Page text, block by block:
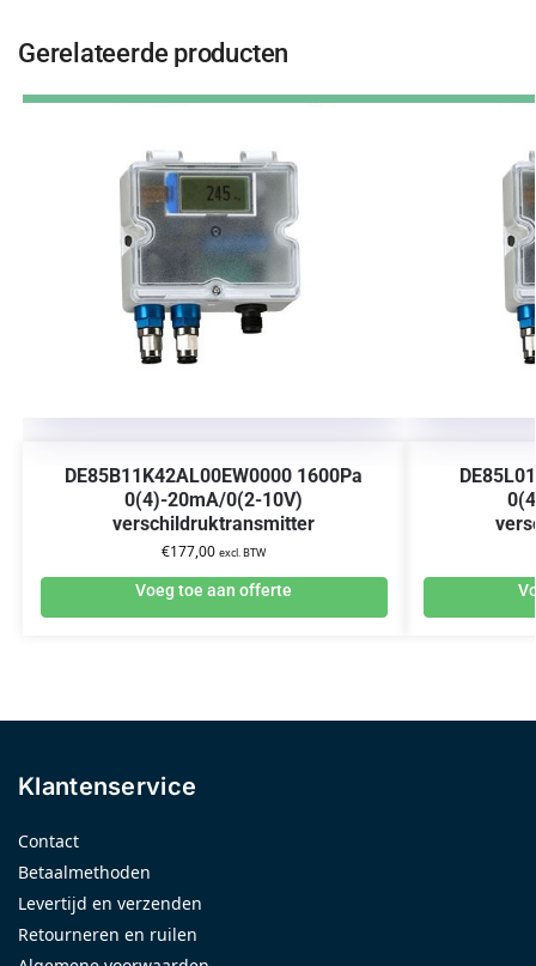
Gerelateerde producten
DE85B11K42AL00EW0000 1600Pa
0(4)-20mA/0(2-10V)
verschildruktransmitter
€177,00 excl. BTW
Voeg toe aan offerte
Klantenservice
Contact
Betaalmethoden
Levertijd en verzenden
Retourneren en ruilen